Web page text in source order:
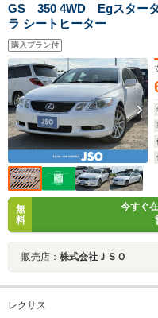
GS 350 4WD Egスター
ラ シートヒーター
購入プラン付
無
料
今すぐ
販売店： 株式会社ＪＳＯ
レクサス